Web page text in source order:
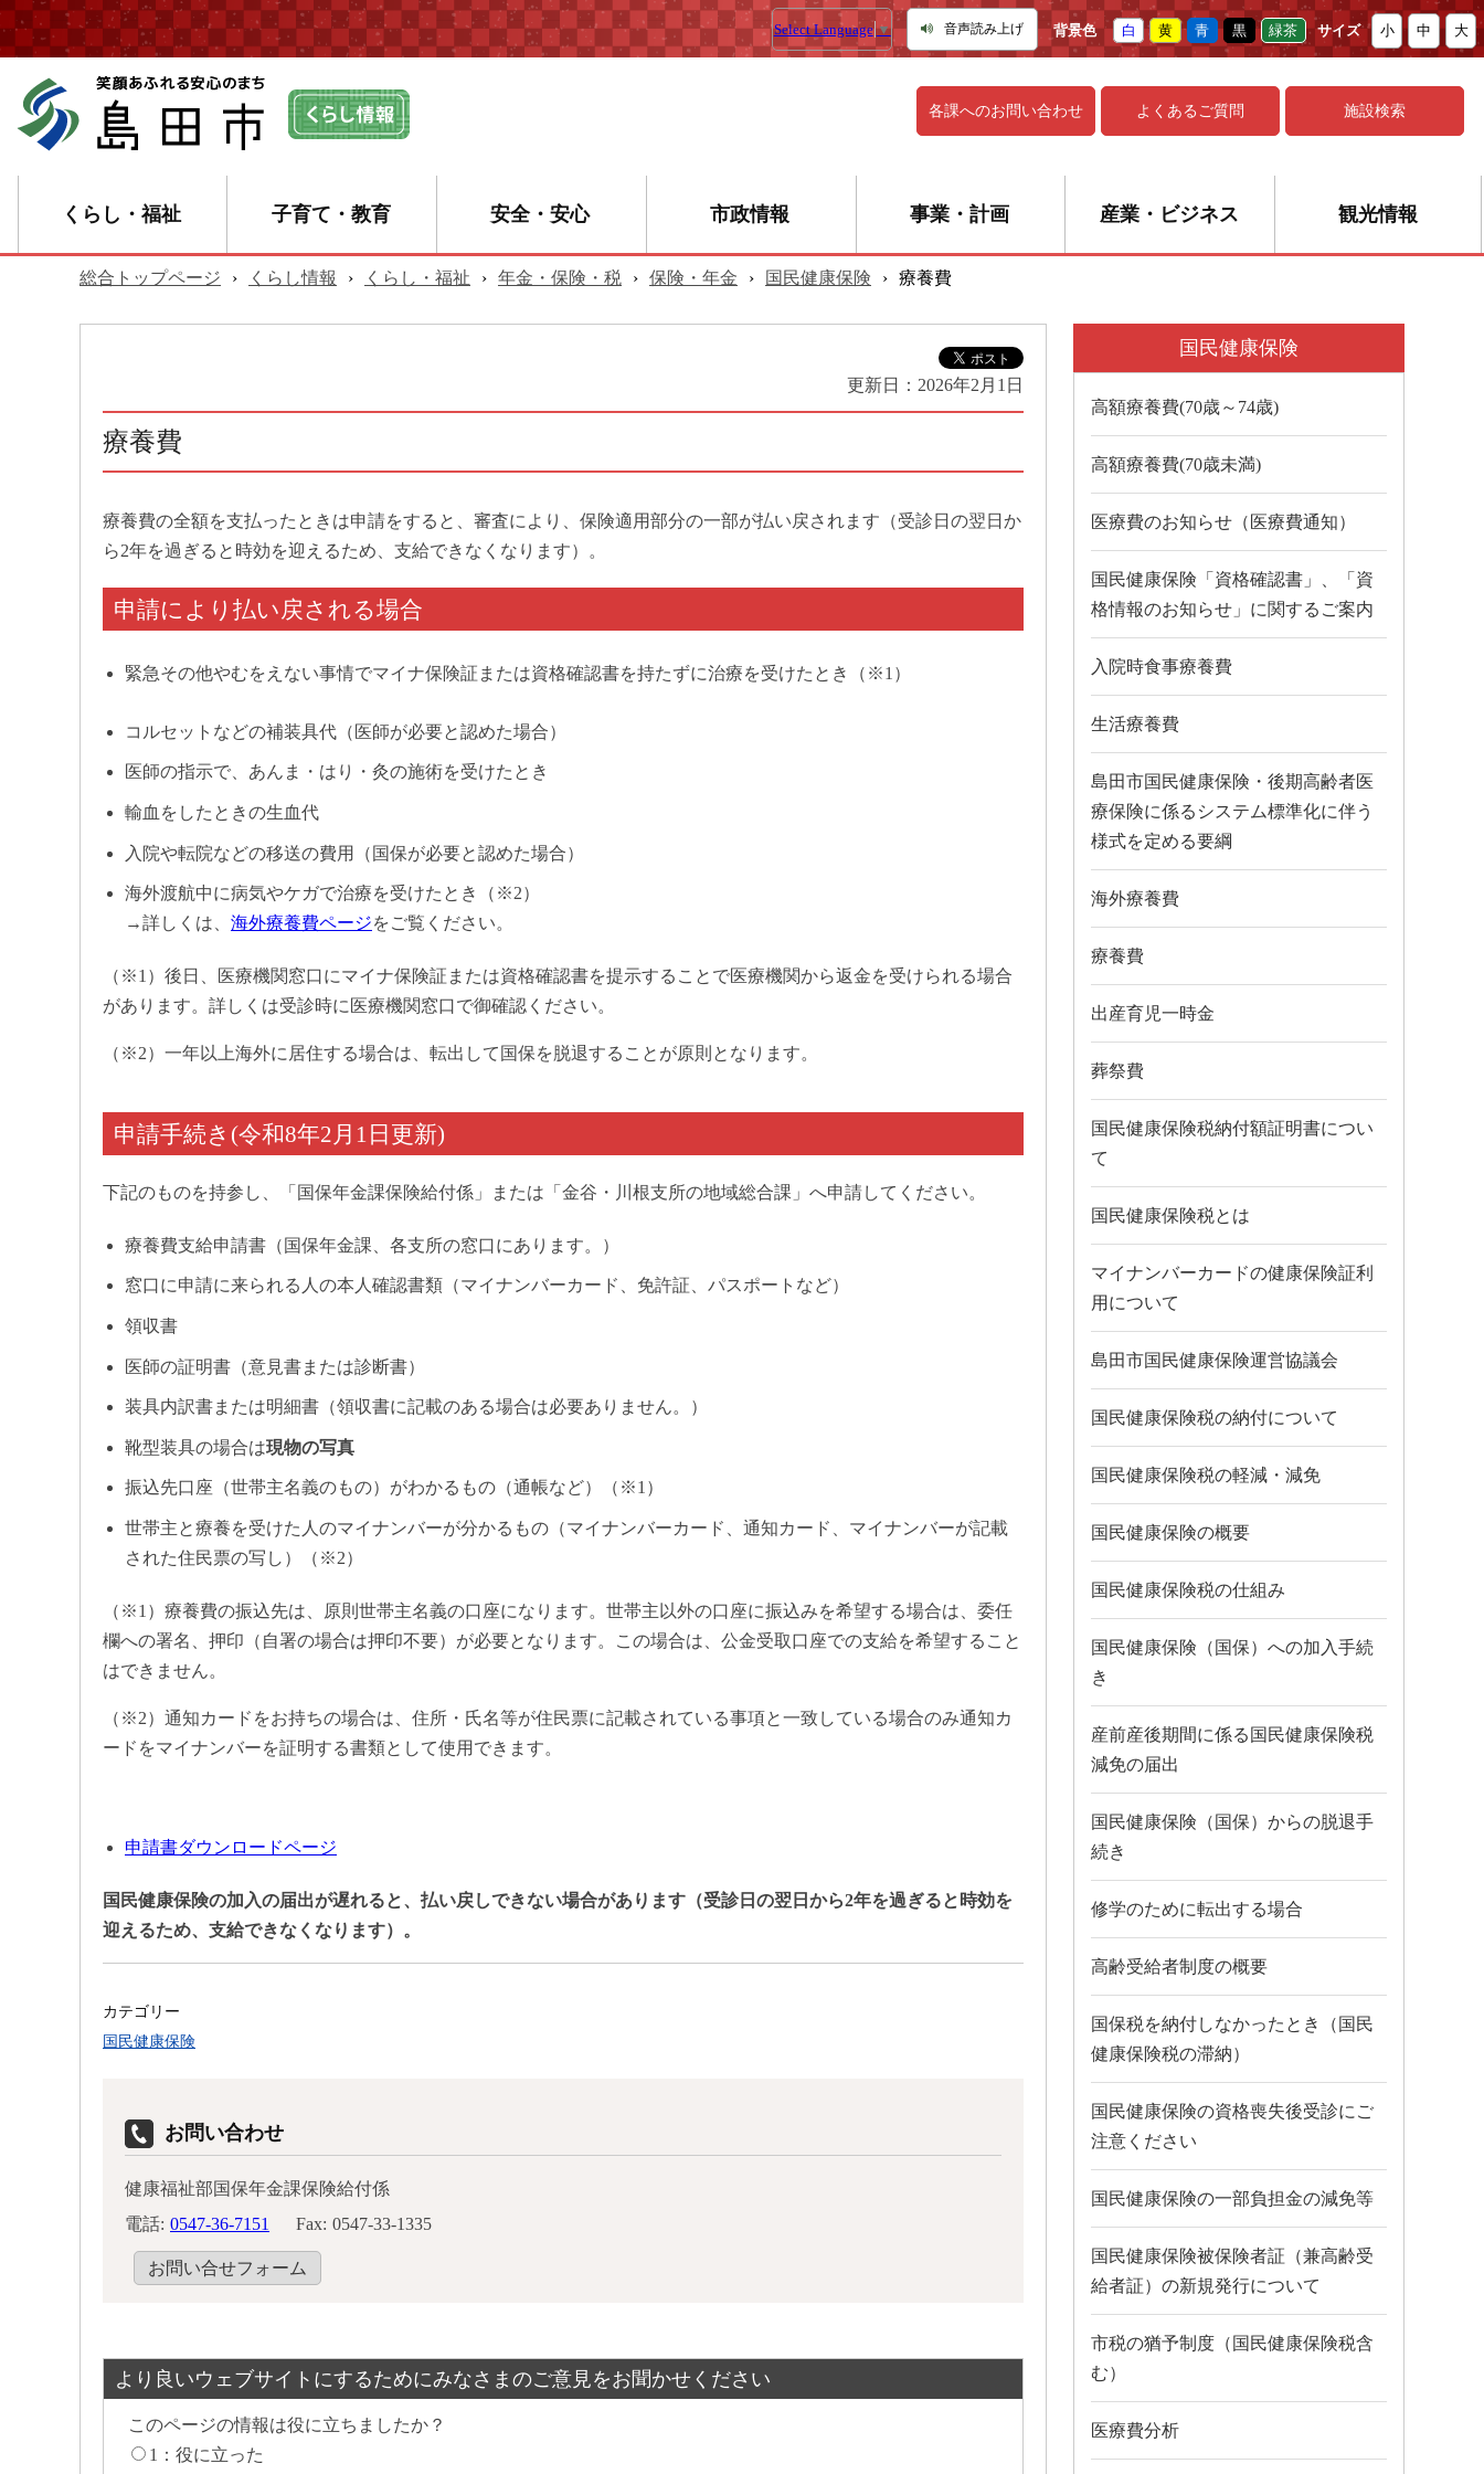
Select Language ▼ 音声読み上げ 背景色 白 黄 青 黒 緑茶 サイズ 小 中 大
各課へのお問い合わせ よくあるご質問 施設検索
くらし・福祉 子育て・教育 安全・安心 市政情報 事業・計画 産業・ビジネス 観光情報
総合トップページ › くらし情報 › くらし・福祉 › 年金・保険・税 › 保険・年金 › 国民健康保険 › 療養費
更新日： 2026年2月1日
療養費
療養費の全額を支払ったときは申請をすると、審査により、保険適用部分の一部が払い戻されます（受診日の翌日か
ら2年を過ぎると時効を迎えるため、支給できなくなります）。
申請により払い戻される場合
緊急その他やむをえない事情でマイナ保険証または資格確認書を持たずに治療を受けたとき（※1）
コルセットなどの補装具代（医師が必要と認めた場合）
医師の指示で、あんま・はり・灸の施術を受けたとき
輸血をしたときの生血代
入院や転院などの移送の費用（国保が必要と認めた場合）
海外渡航中に病気やケガで治療を受けたとき（※2）
→詳しくは、 海外療養費ページをご覧ください。
（※1）後日、医療機関窓口にマイナ保険証または資格確認書を提示することで医療機関から返金を受けられる場合
があります。詳しくは受診時に医療機関窓口で御確認ください。
（※2）一年以上海外に居住する場合は、転出して国保を脱退することが原則となります。
申請手続き(令和8年2月1日更新)
下記のものを持参し、「国保年金課保険給付係」または「金谷・川根支所の地域総合課」へ申請してください。
療養費支給申請書（国保年金課、各支所の窓口にあります。）
窓口に申請に来られる人の本人確認書類（マイナンバーカード、免許証、パスポートなど）
領収書
医師の証明書（意見書または診断書）
装具内訳書または明細書（領収書に記載のある場合は必要ありません。）
靴型装具の場合は現物の写真
振込先口座（世帯主名義のもの）がわかるもの（通帳など）（※1）
世帯主と療養を受けた人のマイナンバーが分かるもの（マイナンバーカード、通知カード、マイナンバーが記載
された住民票の写し）（※2）
（※1）療養費の振込先は、原則世帯主名義の口座になります。世帯主以外の口座に振込みを希望する場合は、委任
欄への署名、押印（自署の場合は押印不要）が必要となります。この場合は、公金受取口座での支給を希望すること
はできません。
（※2）通知カードをお持ちの場合は、住所・氏名等が住民票に記載されている事項と一致している場合のみ通知カ
ードをマイナンバーを証明する書類として使用できます。
申請書ダウンロードページ
国民健康保険の加入の届出が遅れると、払い戻しできない場合があります（受診日の翌日から2年を過ぎると時効を
迎えるため、支給できなくなります）。
カテゴリー
国民健康保険
お問い合わせ
健康福祉部国保年金課保険給付係
電話: 0547-36-7151 Fax: 0547-33-1335
お問い合せフォーム
より良いウェブサイトにするためにみなさまのご意見をお聞かせください
このページの情報は役に立ちましたか？
1：役に立った
国民健康保険
高額療養費(70歳～74歳)
高額療養費(70歳未満)
医療費のお知らせ（医療費通知）
国民健康保険「資格確認書」、「資
格情報のお知らせ」に関するご案内
入院時食事療養費
生活療養費
島田市国民健康保険・後期高齢者医
療保険に係るシステム標準化に伴う
様式を定める要綱
海外療養費
療養費
出産育児一時金
葬祭費
国民健康保険税納付額証明書につい
て
国民健康保険税とは
マイナンバーカードの健康保険証利
用について
島田市国民健康保険運営協議会
国民健康保険税の納付について
国民健康保険税の軽減・減免
国民健康保険の概要
国民健康保険税の仕組み
国民健康保険（国保）への加入手続
き
産前産後期間に係る国民健康保険税
減免の届出
国民健康保険（国保）からの脱退手
続き
修学のために転出する場合
高齢受給者制度の概要
国保税を納付しなかったとき（国民
健康保険税の滞納）
国民健康保険の資格喪失後受診にご
注意ください
国民健康保険の一部負担金の減免等
国民健康保険被保険者証（兼高齢受
給者証）の新規発行について
市税の猶予制度（国民健康保険税含
む）
医療費分析